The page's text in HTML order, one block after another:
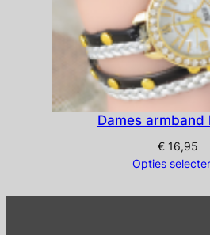
Dames armband
€16,95
Opties